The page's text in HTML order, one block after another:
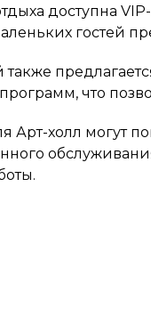
доступна
гостей
также
что
Арт-холл могут